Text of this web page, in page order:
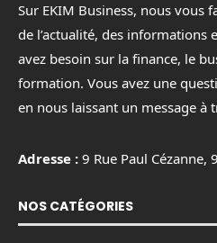
Sur EKIM Business, nous vous
de l’actualité, des informations
avez besoin sur la finance, le
formation. Vous avez une
en nous laissant un message à
Adresse : 9 Rue Paul Cézanne,
NOS CATÉGORIES